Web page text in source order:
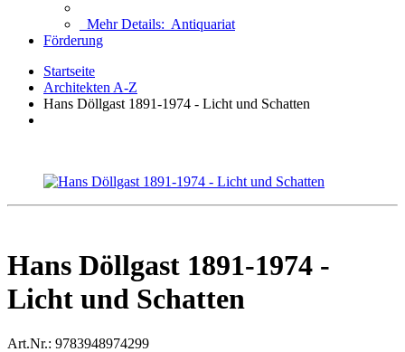
Mehr Details: Antiquariat
Förderung
Startseite
Architekten A-Z
Hans Döllgast 1891-1974 - Licht und Schatten
Hans Döllgast 1891-1974 -
Licht und Schatten
Art.Nr.: 9783948974299